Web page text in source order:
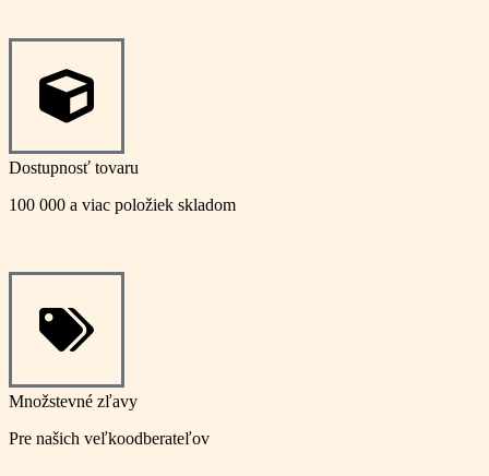
Dostupnosť tovaru
100 000 a viac položiek skladom
Množstevné zľavy
Pre našich veľkoodberateľov